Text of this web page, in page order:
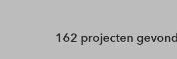
162 projecten